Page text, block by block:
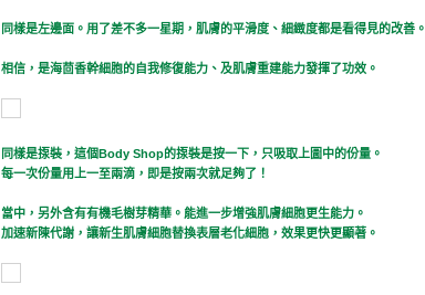
同樣是左邊面。用了差不多一星期，肌膚的平滑度、細緻度都是看得見的改善。
相信，是海茴香幹細胞的自我修復能力、及肌膚重建能力發揮了功效。
同樣是揼裝，這個Body Shop的揼裝是按一下，只吸取上圖中的份量。
每一次份量用上一至兩滴，即是按兩次就足夠了！
當中，另外含有有機毛樹芽精華。能進一步增強肌膚細胞更生能力。
加速新陳代謝，讓新生肌膚細胞替換表層老化細胞，效果更快更顯著。